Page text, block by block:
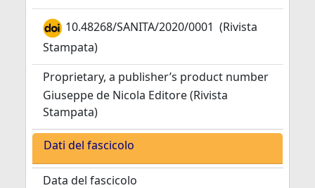
10.48268/SANITA/2020/0001 (Rivista
Stampata)
Proprietary, a publisher’s product number
Giuseppe de Nicola Editore (Rivista
Stampata)
Dati del fascicolo
Data del fascicolo